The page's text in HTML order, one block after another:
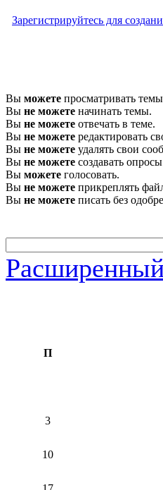
Зарегистрируйтесь для
Вы можете просматривать
Вы не можете начинать темы.
Вы не можете отвечать в теме.
Вы не можете редактировать
Вы не можете удалять свои
Вы не можете создавать
Вы можете голосовать.
Вы не можете прикреплять
Вы не можете писать без
П
3
10